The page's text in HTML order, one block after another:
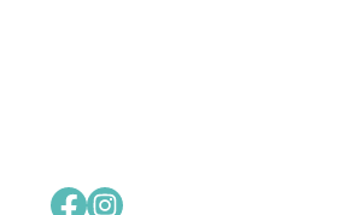
FacebookInstagram